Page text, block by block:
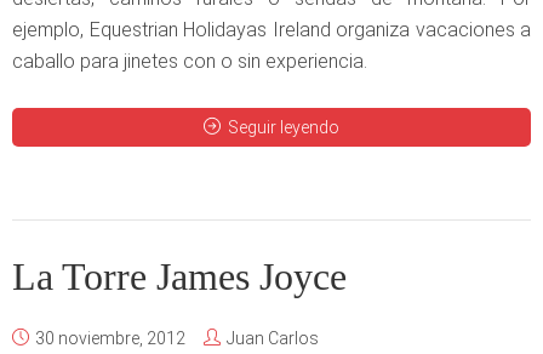
ejemplo, Equestrian Holidayas Ireland organiza vacaciones a
caballo para jinetes con o sin experiencia.
Seguir leyendo
La Torre James Joyce
30 noviembre, 2012 Juan Carlos